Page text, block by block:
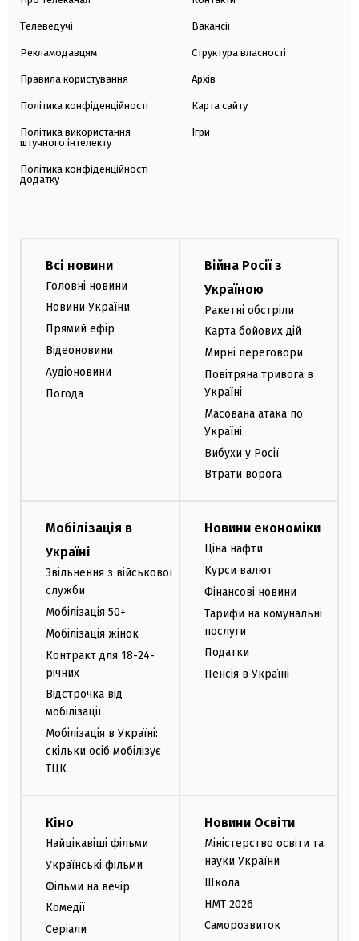
Телеведучі
Рекламодавцям
Правила користування
Політика конфіденційності
Політика використання
штучного інтелекту
Політика конфіденційності
додатку
Вакансії
Структура власності
Архів
Карта сайту
Ігри
Всі новини
Головні новини
Новини України
Прямий ефір
Відеоновини
Аудіоновини
Погода
Війна Росії з
Україною
Ракетні обстріли
Карта бойових дій
Мирні переговори
Повітряна тривога в
Україні
Масована атака по
Україні
Вибухи у Росії
Втрати ворога
Мобілізація в
Україні
Звільнення з військової
служби
Мобілізація 50+
Мобілізація жінок
Контракт для 18-24-
річних
Відстрочка від
мобілізації
Мобілізація в Україні:
скільки осіб мобілізує
ТЦК
Новини економіки
Ціна нафти
Курси валют
Фінансові новини
Тарифи на комунальні
послуги
Податки
Пенсія в Україні
Кіно
Найцікавіші фільми
Українські фільми
Фільми на вечір
Комедії
Серіали
Новини Освіти
Міністерство освіти та
науки України
Школа
НМТ 2026
Саморозвиток